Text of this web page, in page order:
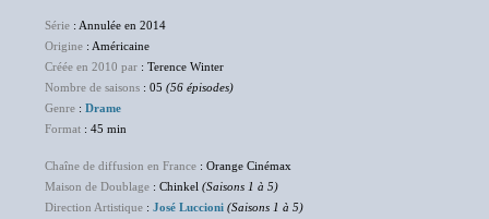
Série : Annulée en 2014
Origine : Américaine
Créée en 2010 par : Terence Winter
Nombre de saisons : 05 (56 épisodes)
Genre : Drame
Format : 45 min
Chaîne de diffusion en France : Orange Cinémax
Maison de Doublage : Chinkel (Saisons 1 à 5)
Direction Artistique : José Luccioni (Saisons 1 à 5)